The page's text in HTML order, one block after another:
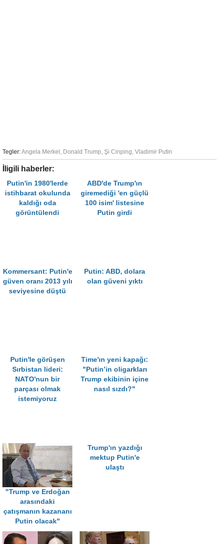
Tegler:Angela Merkel , Donald Trump, Şi Cinping, Vladimir Putin
İligili haberler:
Putin'in 1980'lerde
istihbarat okulunda
kaldığı oda
görüntülendi
ABD'de Trump'ın
giremediği 'en güçlü
100 isim' listesine
Putin girdi
Kommersant: Putin'e
güven oranı 2013 yılı
seviyesine düştü
Putin: ABD, dolara
olan güveni yıktı
Putin'le görüşen
Sırbistan lideri:
NATO'nun bir
parçası olmak
istemiyoruz
Time'ın yeni kapağı:
"Putin’in oligarkları
Trump ekibinin içine
nasıl sızdı?"
"Trump ve Erdoğan
arasındaki
çatışmanın kazananı
Putin olacak"
Trump'ın yazdığı
mektup Putin'e
ulaştı